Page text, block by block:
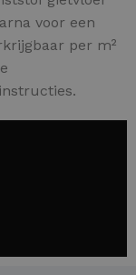
voor een
per m²